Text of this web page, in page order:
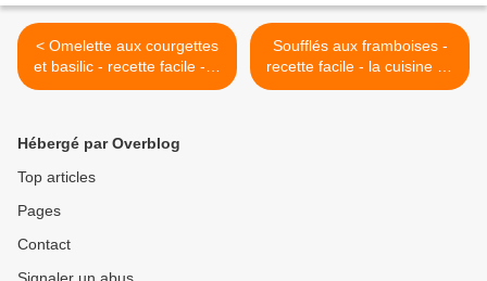
< Omelette aux courgettes
et basilic - recette facile - la
cuisine de Nathalie
Soufflés aux framboises -
recette facile - la cuisine de
Nathalie >
Hébergé par Overblog
Top articles
Pages
Contact